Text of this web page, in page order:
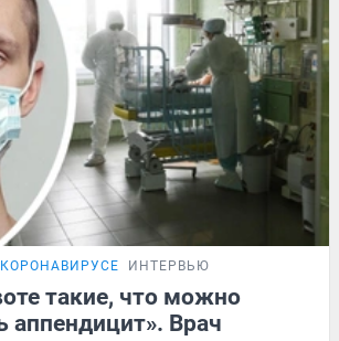
ИНТЕРВЬЮ
такие, что можно
аппендицит». Врач